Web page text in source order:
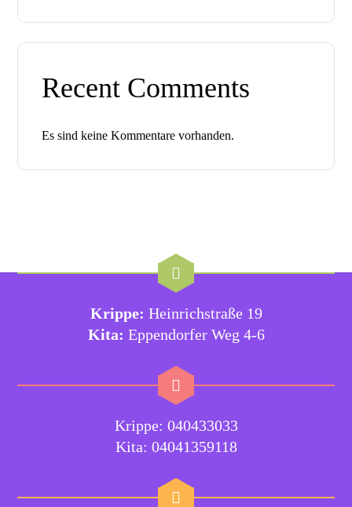
Recent Comments
Es sind keine Kommentare vorhanden.
Krippe: Heinrichstraße 19
Kita: Eppendorfer Weg 4-6
Krippe: 040433033
Kita: 04041359118